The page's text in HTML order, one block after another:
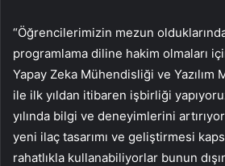
“Öğrencilerimizin mezun
programlama diline hakim olmaları
Yapay Zeka Mühendisliği ve
ile ilk yıldan itibaren işbirliği
yılında bilgi ve deneyimlerini
yeni ilaç tasarımı ve geliştirmesi
rahatlıkla kullanabiliyorlar bunun